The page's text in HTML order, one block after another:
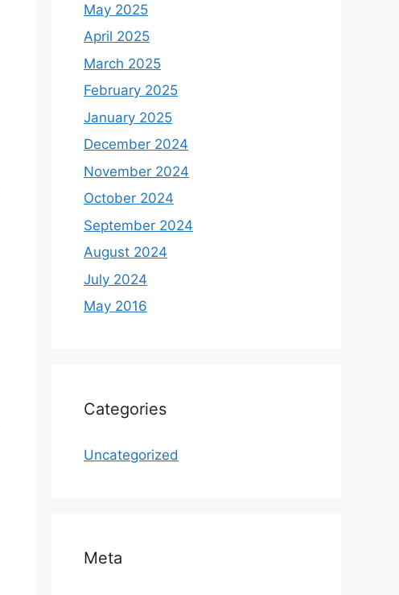
May 2025
April 2025
March 2025
February 2025
January 2025
December 2024
November 2024
October 2024
September 2024
August 2024
July 2024
May 2016
Categories
Uncategorized
Meta